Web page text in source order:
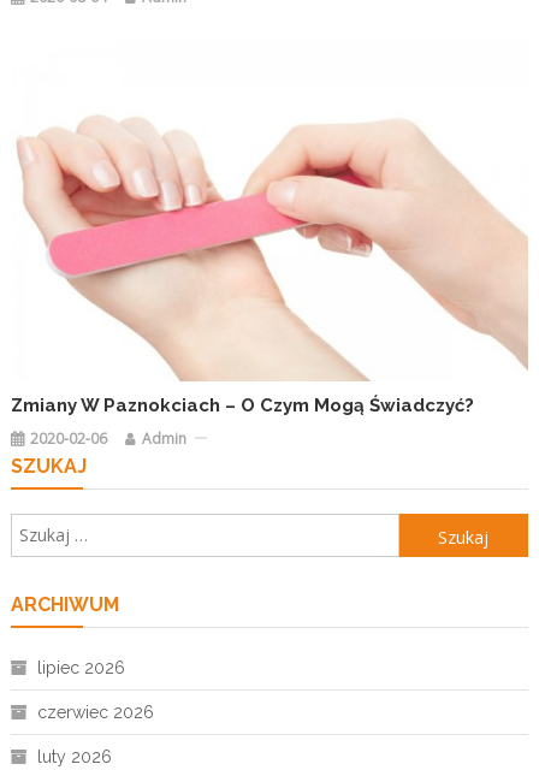
Zmiany W Paznokciach – O Czym Mogą Świadczyć?
2020-02-06 Admin
SZUKAJ
ARCHIWUM
lipiec 2026
czerwiec 2026
luty 2026